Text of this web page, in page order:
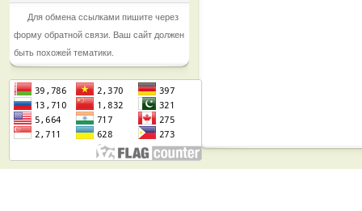
Для обмена ссылками пишите через
форму обратной связи. Ваш сайт должен
быть похожей тематики.